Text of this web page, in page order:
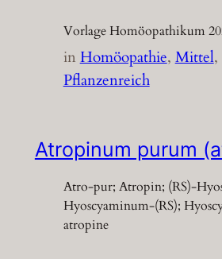
Vorlage Homöopathikum
inHomöopathie, Mittel
Pflanzenreich
Atropinum purum
Atro-pur; Atropin; (RS)-
Hyoscyaminum-(RS);
atropine